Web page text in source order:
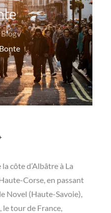
Blog
côte d’Albâtre à La
Corse, en passant
Novel (Haute-Savoie),
le tour de France,